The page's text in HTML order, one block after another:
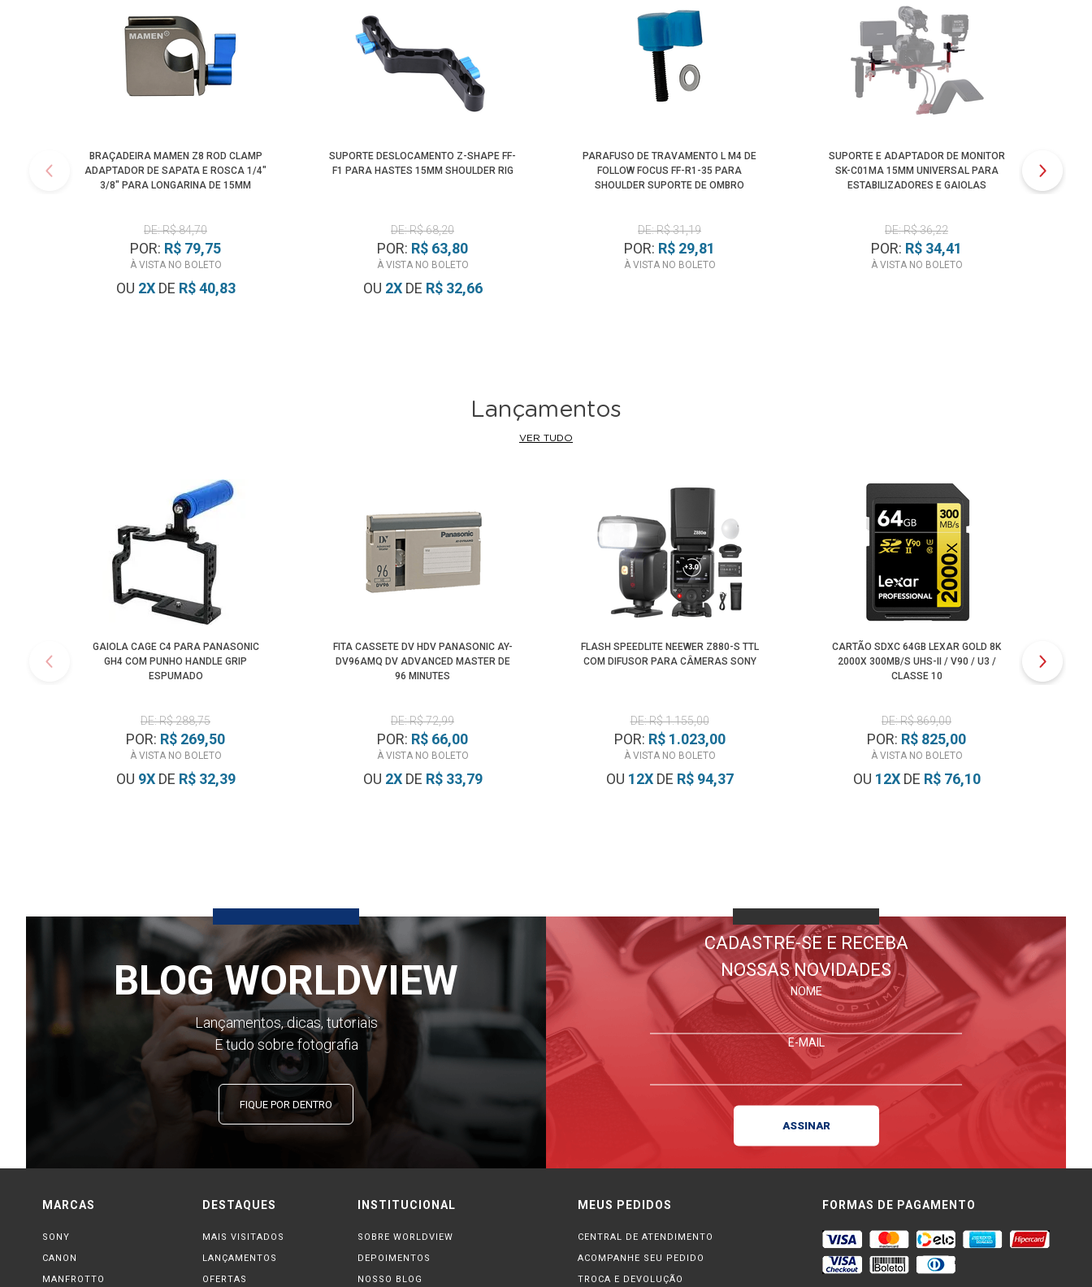
BRAÇADEIRA MAMEN Z8 ROD CLAMP
ADAPTADOR DE SAPATA E ROSCA 1/4"
3/8" PARA LONGARINA DE 15MM
DE: R$ 84,70
POR: R$ 79,75
À VISTA NO BOLETO
OU 2XDE R$ 40,83
SUPORTE DESLOCAMENTO Z-SHAPE FF-
F1 PARA HASTES 15MM SHOULDER RIG
DE: R$ 68,20
POR: R$ 63,80
À VISTA NO BOLETO
OU 2XDE R$ 32,66
PARAFUSO DE TRAVAMENTO L M4 DE
FOLLOW FOCUS FF-R1-35 PARA
SHOULDER SUPORTE DE OMBRO
DE: R$ 31,19
POR: R$ 29,81
À VISTA NO BOLETO
SUPORTE E ADAPTADOR DE MONITOR
SK-C01MA 15MM UNIVERSAL PARA
ESTABILIZADORES E GAIOLAS
DE: R$ 36,22
POR: R$ 34,41
À VISTA NO BOLETO
Lançamentos
VER TUDO
GAIOLA CAGE C4 PARA PANASONIC
GH4 COM PUNHO HANDLE GRIP
ESPUMADO
DE: R$ 288,75
POR: R$ 269,50
À VISTA NO BOLETO
OU 9XDE R$ 32,39
FITA CASSETE DV HDV PANASONIC AY-
DV96AMQ DV ADVANCED MASTER DE
96 MINUTES
DE: R$ 72,99
POR: R$ 66,00
À VISTA NO BOLETO
OU 2XDE R$ 33,79
FLASH SPEEDLITE NEEWER Z880-S TTL
COM DIFUSOR PARA CÂMERAS SONY
DE: R$ 1.155,00
POR: R$ 1.023,00
À VISTA NO BOLETO
OU 12XDE R$ 94,37
CARTÃO SDXC 64GB LEXAR GOLD 8K
2000X 300MB/S UHS-II / V90 / U3 /
CLASSE 10
DE: R$ 869,00
POR: R$ 825,00
À VISTA NO BOLETO
OU 12XDE R$ 76,10
BLOG WORLDVIEW
Lançamentos, dicas, tutoriais
E tudo sobre fotografia
FIQUE POR DENTRO
CADASTRE-SE E RECEBA
NOSSAS NOVIDADES
NOME
E-MAIL
MARCAS
SONY
CANON
MANFROTTO
DESTAQUES
MAIS VISITADOS
LANÇAMENTOS
OFERTAS
INSTITUCIONAL
SOBRE WORLDVIEW
DEPOIMENTOS
NOSSO BLOG
MEUS PEDIDOS
CENTRAL DE ATENDIMENTO
ACOMPANHE SEU PEDIDO
TROCA E DEVOLUÇÃO
FORMAS DE PAGAMENTO